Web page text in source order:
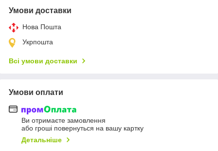
Умови доставки
Нова Пошта
Укрпошта
Всі умови доставки
Умови оплати
Ви отримаєте замовлення
або гроші повернуться на вашу картку
Детальніше